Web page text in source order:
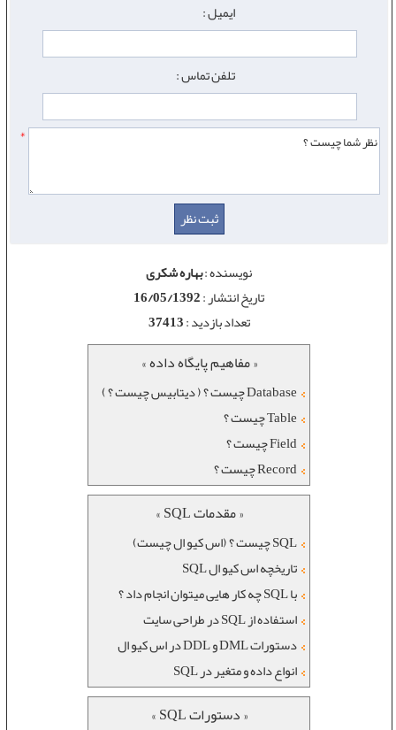
ایمیل :
تلفن تماس :
*
نویسنده :بهاره شکری
تاریخ انتشار :16/05/1392
تعداد بازدید :37413
« مفاهیم پایگاه داده »
Database چیست ؟ ( دیتابیس چیست ؟ )
Table چیست ؟
Field چیست ؟
Record چیست ؟
« مقدمات SQL »
SQL چیست ؟ (اس کیو ال چیست)
تاریخچه اس کیو ال SQL
با SQL چه کار هایی میتوان انجام داد ؟
استفاده از SQL در طراحی سایت
دستورات DML و DDL در اس کیو ال
انواع داده و متغیر در SQL
« دستورات SQL »